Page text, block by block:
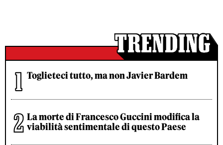
Toglieteci tutto, ma non Javier Bardem
La morte di Francesco Guccini modifica la
viabilità sentimentale di questo Paese